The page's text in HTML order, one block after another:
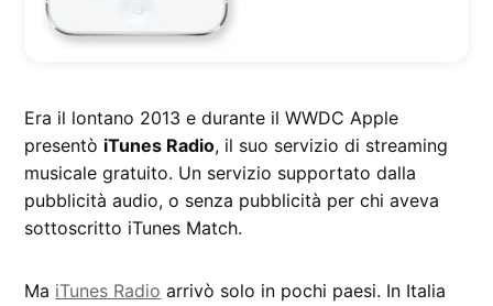
Era il lontano 2013 e durante il WWDC Apple
presentò iTunes Radio, il suo servizio di streaming
musicale gratuito. Un servizio supportato dalla
pubblicità audio, o senza pubblicità per chi aveva
sottoscritto iTunes Match.
Ma iTunes Radio arrivò solo in pochi paesi. In Italia